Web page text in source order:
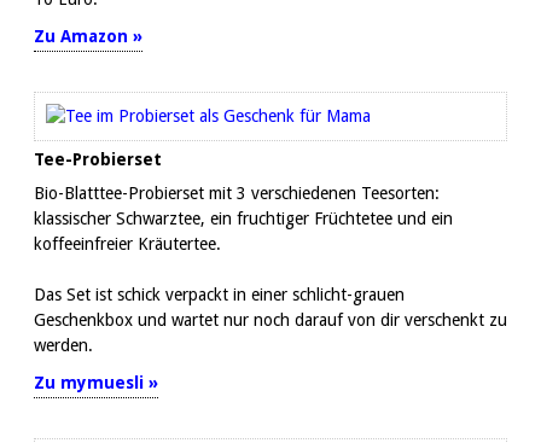
Zu Amazon »
Tee-Probierset
Bio-Blatttee-Probierset mit 3 verschiedenen Teesorten:
klassischer Schwarztee, ein fruchtiger Früchtetee und ein
koffeeinfreier Kräutertee.
Das Set ist schick verpackt in einer schlicht-grauen
Geschenkbox und wartet nur noch darauf von dir verschenkt zu
werden.
Zu mymuesli »